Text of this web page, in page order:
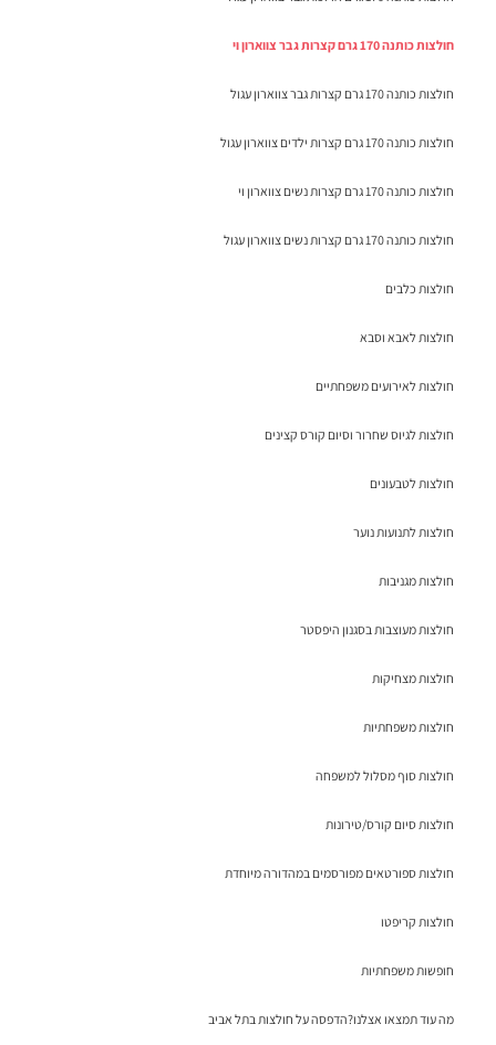
חולצות כותנה 170 גרם קצרות גבר צווארון וי
חולצות כותנה 170 גרם קצרות גבר צווארון עגול
חולצות כותנה 170 גרם קצרות ילדים צווארון עגול
חולצות כותנה 170 גרם קצרות נשים צווארון וי
חולצות כותנה 170 גרם קצרות נשים צווארון עגול
חולצות כלבים
חולצות לאבא וסבא
חולצות לאירועים משפחתיים
חולצות לגיוס שחרור וסיום קורס קצינים
חולצות לטבעונים
חולצות לתנועות נוער
חולצות מגניבות
חולצות מעוצבות בסגנון היפסטר
חולצות מצחיקות
חולצות משפחתיות
חולצות סוף מסלול למשפחה
חולצות סיום קורס/טירונות
חולצות ספורטאים מפורסמים במהדורה מיוחדת
חולצות קריפטו
חופשות משפחתיות
מה עוד תמצאו אצלנו?הדפסה על חולצות בתל אביב